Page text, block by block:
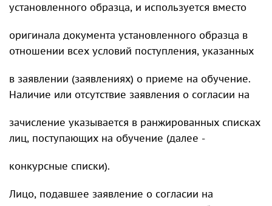
установленного образца, и используется вместо
оригинала документа установленного образца в
отношении всех условий поступления, указанных
в заявлении (заявлениях) о приеме на обучение.
Наличие или отсутствие заявления о согласии на
зачисление указывается в ранжированных списках
лиц, поступающих на обучение (далее -
конкурсные списки).
Лицо, подавшее заявление о согласии на